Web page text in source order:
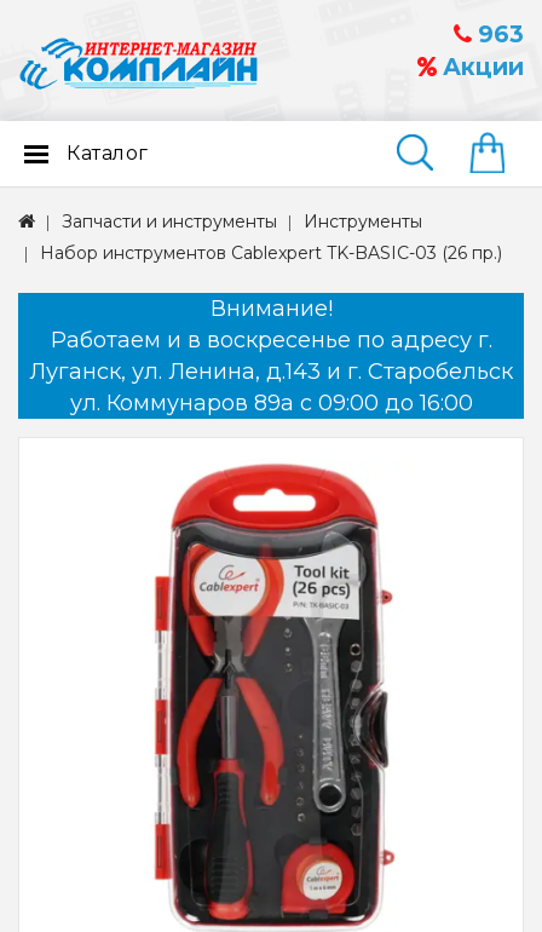
963
Акции
Найти
Каталог
Запчасти и инструменты
Инструменты
Набор инструментов Cablexpert TK-BASIC-03 (26 пр.)
Внимание!
Работаем и в воскресенье по адресу г.
Луганск, ул. Ленина, д.143 и г. Старобельск
ул. Коммунаров 89а с 09:00 до 16:00